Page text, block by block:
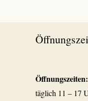
Öffnungszeiten:
täglich 11 – 17